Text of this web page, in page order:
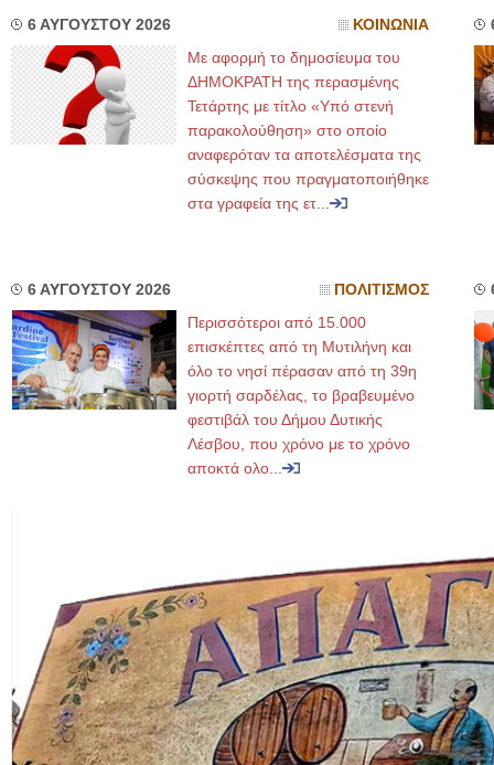
6 ΑΥΓΟΥΣΤΟΥ 2026 ΚΟΙΝΩΝΙΑ
Με αφορμή το δημοσίευμα του
ΔΗΜΟΚΡΑΤΗ της περασμένης
Τετάρτης με τίτλο «Υπό στενή
παρακολούθηση» στο οποίο
αναφερόταν τα αποτελέσματα της
σύσκεψης που πραγματοποιήθηκε
στα γραφεία της ετ...
6 ΑΥΓΟΥΣΤΟΥ 2026 ΠΟΛΙΤΙΣΜΟΣ
Περισσότεροι από 15.000
επισκέπτες από τη Μυτιλήνη και
όλο το νησί πέρασαν από τη 39η
γιορτή σαρδέλας, το βραβευμένο
φεστιβάλ του Δήμου Δυτικής
Λέσβου, που χρόνο με το χρόνο
αποκτά ολο...